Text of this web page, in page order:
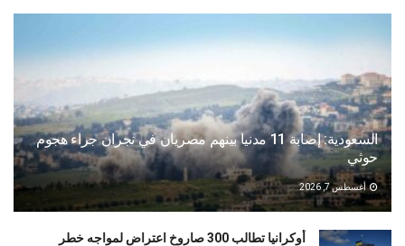
السعودية: إصابة 11 مدنيا بينهم مصريان في نجران جراء هجوم
حوثي
أغسطس 7, 2026
أوكرانيا تطالب 300 صاروخ اعتراض لمواجه خطر